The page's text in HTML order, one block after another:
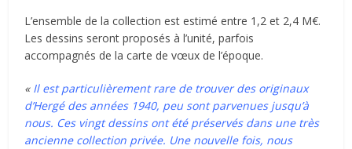
L’ensemble de la collection est estimé entre 1,2 et 2,4 M€.
Les dessins seront proposés à l’unité, parfois
accompagnés de la carte de vœux de l’époque.
« Il est particulièrement rare de trouver des originaux
d’Hergé des années 1940, peu sont parvenues jusqu’à
nous. Ces vingt dessins ont été préservés dans une très
ancienne collection privée. Une nouvelle fois, nous